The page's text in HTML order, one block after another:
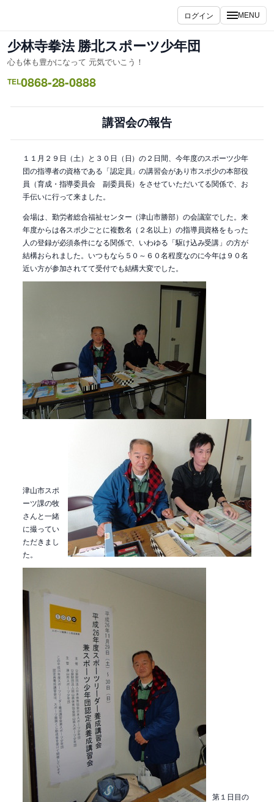
ス
キ
ッ
ログイン MENU
少林寺拳法 勝北スポーツ少年団
心も体も豊かになって 元気でいこう！
TEL0868-28-0888
講習会の報告
１１月２９日（土）と３０日（日）の２日間、今年度のスポーツ少年
団の指導者の資格である「認定員」の講習会があり市スポ少の本部役
員（育成・指導委員会 副委員長）をさせていただいてる関係で、お
手伝いに行って来ました。
会場は、勤労者総合福祉センター（津山市勝部）の会議室でした。来
年度からは各スポ少ごとに複数名（２名以上）の指導員資格をもった
人の登録が必須条件になる関係で、いわゆる「駆け込み受講」の方が
結構おられました。いつもなら５０～６０名程度なのに今年は９０名
近い方が参加されてて受付でも結構大変でした。
津山市スポ
ーツ課の牧
さんと一緒
に撮ってい
ただきまし
た。
第１日目の